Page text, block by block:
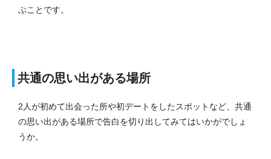
ぶことです。
共通の思い出がある場所
2人が初めて出会った所や初デートをしたスポットなど、共通
の思い出がある場所で告白を切り出してみてはいかがでしょ
うか。